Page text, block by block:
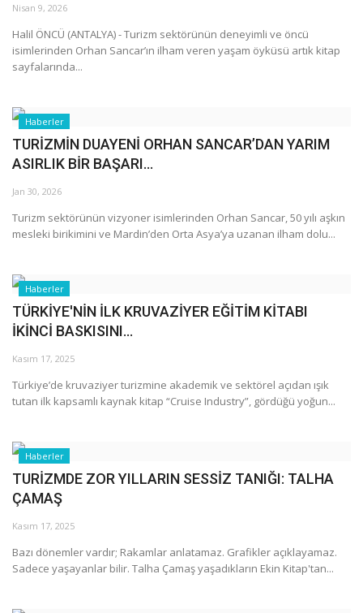
Nisan 9, 2026
Halil ÖNCÜ (ANTALYA) - Turizm sektörünün deneyimli ve öncü
isimlerinden Orhan Sancar’ın ilham veren yaşam öyküsü artık kitap
sayfalarında...
Haberler
TURİZMİN DUAYENİ ORHAN SANCAR’DAN YARIM
ASIRLIK BİR BAŞARI...
Jan 30, 2026
Turizm sektörünün vizyoner isimlerinden Orhan Sancar, 50 yılı aşkın
mesleki birikimini ve Mardin’den Orta Asya’ya uzanan ilham dolu...
Haberler
TÜRKİYE'NİN İLK KRUVAZİYER EĞİTİM KİTABI
İKİNCİ BASKISINI...
Kasım 17, 2025
Türkiye’de kruvaziyer turizmine akademik ve sektörel açıdan ışık
tutan ilk kapsamlı kaynak kitap “Cruise Industry”, gördüğü yoğun...
Haberler
TURİZMDE ZOR YILLARIN SESSİZ TANIĞI: TALHA
ÇAMAŞ
Kasım 17, 2025
Bazı dönemler vardır; Rakamlar anlatamaz. Grafikler açıklayamaz.
Sadece yaşayanlar bilir. Talha Çamaş yaşadıkların Ekin Kitap'tan...